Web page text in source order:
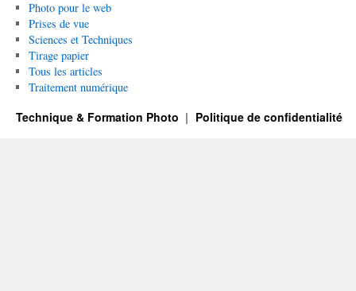
Photo pour le web
Prises de vue
Sciences et Techniques
Tirage papier
Tous les articles
Traitement numérique
Technique & Formation Photo Politique de confidentialité